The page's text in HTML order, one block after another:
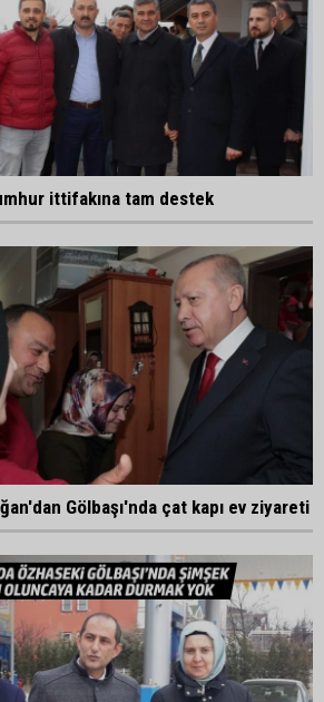
ittifakına tam destek
Gölbaşı'nda çat kapı ev ziyareti